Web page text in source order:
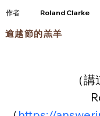
​作者 Roland Clarke
逾越節的羔羊
（